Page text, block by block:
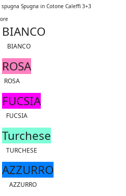
spugna Spugna in Cotone Caleffi 3+3
BIANCO
BIANCO
ROSA
ROSA
FUCSIA
FUCSIA
Turchese
TURCHESE
AZZURRO
AZZURRO